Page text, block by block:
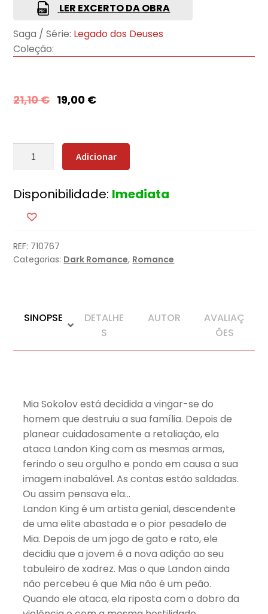
LER EXCERTO DA OBRA
Saga / Série: Legado dos Deuses
Coleção:
21,10€ 19,00 €
Quantidade
da
Ruína
Adicionar
Disponibilidade: Imediata
REF: 710767
Categorias: Dark Romance, Romance
SINOPSE
DETALHE
S
AUTOR
AVALIAÇ
ÕES
Mia Sokolov está decidida a vingar-se do
homem que destruiu a sua família. Depois de
planear cuidadosamente a retaliação, ela
ataca Landon King com as mesmas armas,
ferindo o seu orgulho e pondo em causa a sua
imagem inabalável. As contas estão saldadas.
Ou assim pensava ela…
Landon King é um artista genial, descendente
de uma elite abastada e o pior pesadelo de
Mia. Depois de um jogo de gato e rato, ele
decidiu que a jovem é a nova adição ao seu
tabuleiro de xadrez. Mas o que Landon ainda
não percebeu é que Mia não é um peão.
Quando ele ataca, ela riposta com o dobro da